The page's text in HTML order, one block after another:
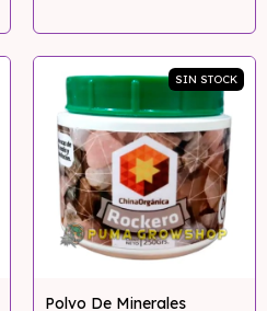
SIN STOCK
Polvo De Minerales